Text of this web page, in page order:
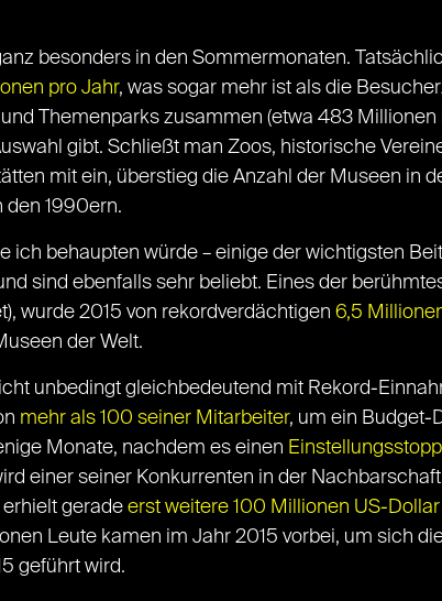
besonders in den Sommermonaten.
pro Jahr, was sogar mehr ist als die
Themenparks zusammen (etwa 483 Millionen
gibt. Schließt man Zoos, historische
mit ein, überstieg die Anzahl der Museen in
den 1990ern.
ich behaupten würde – einige der wichtigsten
sind ebenfalls sehr beliebt. Eines der
wurde 2015 von rekordverdächtigen 6,5
der Welt.
unbedingt gleichbedeutend mit Rekord-
mehr als 100 seiner Mitarbeiter, um ein Budget-
Monate, nachdem es einen
einer seiner Konkurrenten in der
gerade erst weitere 100 Millionen US-Dollar
Leute kamen im Jahr 2015 vorbei, um sich
geführt wird.